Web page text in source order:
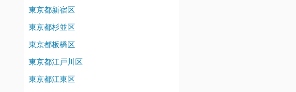
東京都新宿区
東京都杉並区
東京都板橋区
東京都江戸川区
東京都江東区